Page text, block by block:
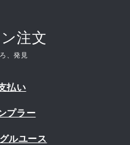
注文
、発見
払い
プラー
ルユース